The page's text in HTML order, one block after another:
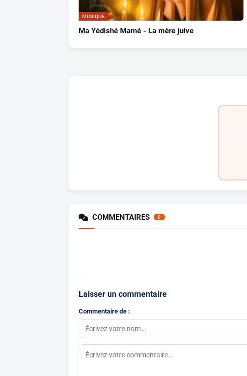
MUSIQUE
Ma Yédishé Mamé - La mère juive
COMMENTAIRES 0
Laisser un commentaire
Commentaire de :